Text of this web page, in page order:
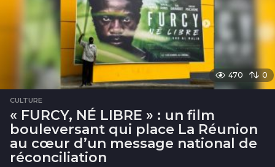
470 0
CULTURE
« FURCY, NÉ LIBRE » : un film
bouleversant qui place La Réunion
au cœur d’un message national de
réconciliation